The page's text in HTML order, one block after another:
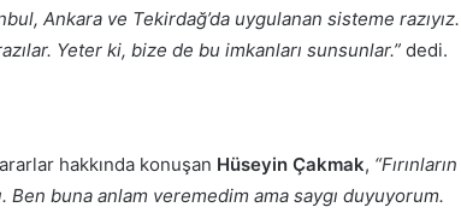
Ankara ve Tekirdağ’da uygulanan sisteme razıyız.
Yeter ki, bize de bu imkanları sunsunlar.” dedi.
hakkında konuşan Hüseyin Çakmak, “Fırınların
Ben buna anlam veremedim ama saygı duyuyorum.